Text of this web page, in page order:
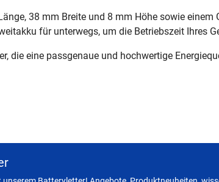
38 mm Breite und 8 mm Höhe sowie
für unterwegs, um die Betriebszeit Ihres
die eine passgenaue und hochwertige